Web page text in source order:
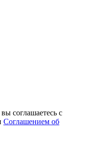
соглашаетесь с
Соглашением об